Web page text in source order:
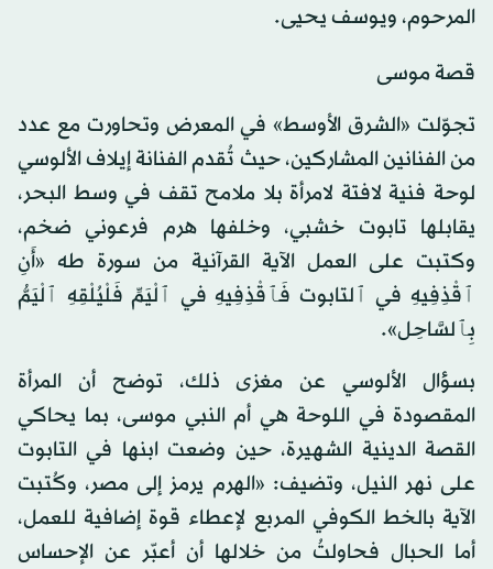
المرحوم، ويوسف يحيى.
قصة موسى
تجوّلت «الشرق الأوسط» في المعرض وتحاورت مع عدد
من الفنانين المشاركين، حيث تُقدم الفنانة إيلاف الألوسي
لوحة فنية لافتة لامرأة بلا ملامح تقف في وسط البحر،
يقابلها تابوت خشبي، وخلفها هرم فرعوني ضخم،
وكتبت على العمل الآية القرآنية من سورة طه «أَنِ
ٱقْذِفِيهِ في ٱلتابوت فَٱقْذِفِيهِ في ٱلْيَمِّ فَلْيُلْقِهِ ٱلْيَمُّ
بِٱلسَّاحِل».
بسؤال الألوسي عن مغزى ذلك، توضح أن المرأة
المقصودة في اللوحة هي أم النبي موسى، بما يحاكي
القصة الدينية الشهيرة، حين وضعت ابنها في التابوت
على نهر النيل، وتضيف: «الهرم يرمز إلى مصر، وكُتبت
الآية بالخط الكوفي المربع لإعطاء قوة إضافية للعمل،
أما الحبال فحاولتُ من خلالها أن أعبّر عن الإحساس